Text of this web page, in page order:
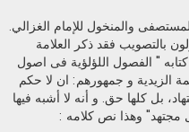
والمنخول للإمام الغزالي.
بالتصويب فقد ذكر العلامة
" الفصول اللؤلؤية فى اصول
الزيدية و جمهورهم: ان لا حكم
بل كلها حق. و أنه لا أشبه فيها
مجتهد" وهذا نص كلامه :